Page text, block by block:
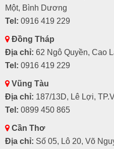
Một, Bình Dương
Tel: 0916 419 229
Đồng Tháp
Địa chỉ: 62 Ngô Quyền, Cao
Tel: 0916 419 229
Vũng Tàu
Địa chỉ: 187/13D, Lê Lợi,
Tel: 0899 450 865
Cần Thơ
Địa chỉ: Số 05, Lô 20, Võ